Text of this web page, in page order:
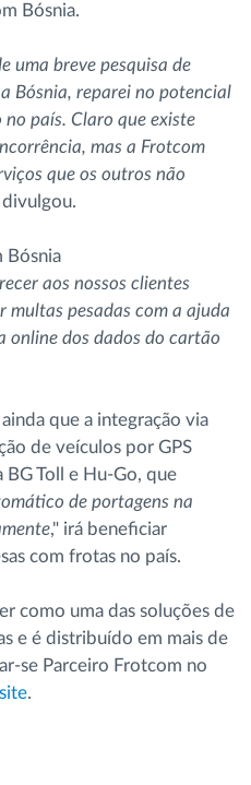
Bósnia.
uma breve pesquisa de
Bósnia, reparei no potencial
no país. Claro que existe
mas a Frotcom
que os outros não
divulgou.
Bósnia
aos nossos clientes
multas pesadas com a ajuda
online dos dados do cartão
que a integração via
de veículos por GPS
BG Toll e Hu-Go, que
de portagens na
," irá beneficiar
com frotas no país.
como uma das soluções de
e é distribuído em mais de
se Parceiro Frotcom no
.